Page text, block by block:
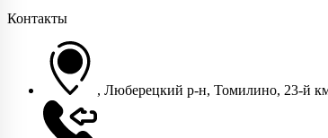
Контакты
, Люберецкий р-н, Томилино, 23-й